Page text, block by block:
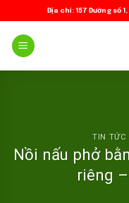
to
content
Địa chỉ: 157 Đường số
TIN TỨC
Nồi nấu phở
riêng